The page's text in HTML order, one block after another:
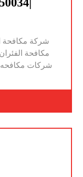
شركة مكافحة
مكافحة
شركات مكافحه